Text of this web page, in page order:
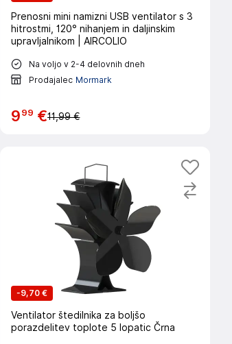
Prenosni mini namizni USB ventilator s 3
hitrostmi, 120° nihanjem in daljinskim
upravljalnikom | AIRCOLIO
Na voljo v 2-4 delovnih dneh
Prodajalec Mormark
999 €11,99 €
-9,70 €
Ventilator štedilnika za boljšo
porazdelitev toplote 5 lopatic Črna